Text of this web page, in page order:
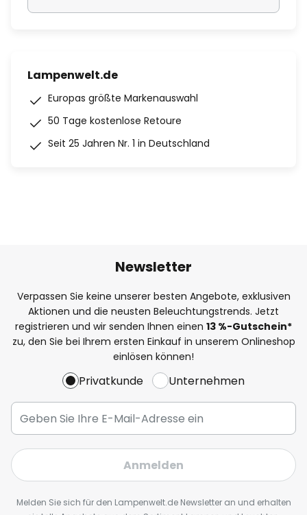
Lampenwelt.de
Europas größte Markenauswahl
50 Tage kostenlose Retoure
Seit 25 Jahren Nr. 1 in Deutschland
Newsletter
Verpassen Sie keine unserer besten Angebote, exklusiven
Aktionen und die neusten Beleuchtungstrends. Jetzt
registrieren und wir senden Ihnen einen 13 %-Gutschein*
zu, den Sie bei Ihrem ersten Einkauf in unserem Onlineshop
einlösen können!
Privatkunde Unternehmen
Anmelden
Melden Sie sich für den Lampenwelt.de Newsletter an und erhalten